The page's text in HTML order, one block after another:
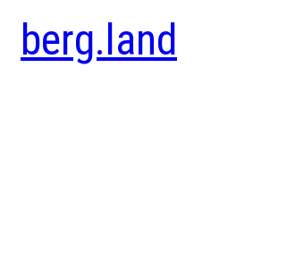
berg.land